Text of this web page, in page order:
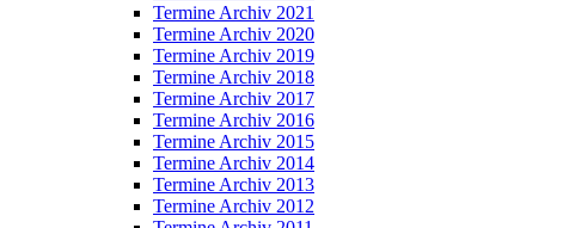
Termine Archiv 2021
Termine Archiv 2020
Termine Archiv 2019
Termine Archiv 2018
Termine Archiv 2017
Termine Archiv 2016
Termine Archiv 2015
Termine Archiv 2014
Termine Archiv 2013
Termine Archiv 2012